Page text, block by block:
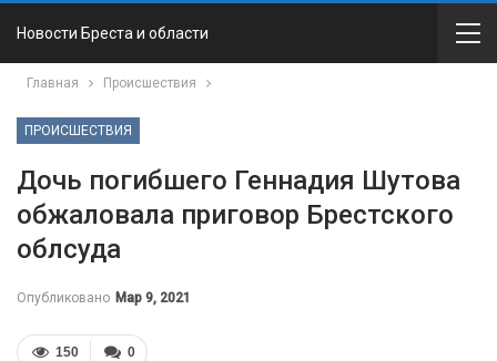
Новости Бреста и области
Главная Происшествия
ПРОИСШЕСТВИЯ
Дочь погибшего Геннадия Шутова
обжаловала приговор Брестского
облсуда
Опубликовано Мар 9, 2021
0
150